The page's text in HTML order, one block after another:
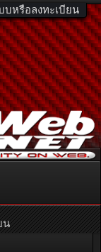
บหรือลงทะเบียน
ทร. 081-811-1138
กที่นี่
น